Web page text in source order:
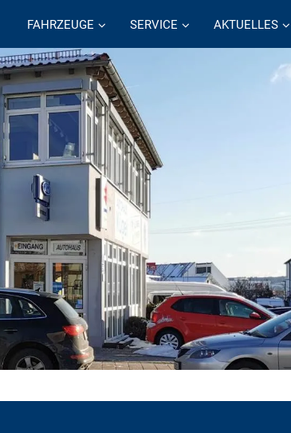
FAHRZEUGE SERVICE AKTUELLES